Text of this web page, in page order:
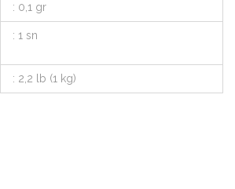
: 0,1 gr
: 1 sn
: 2,2 lb (1 kg)